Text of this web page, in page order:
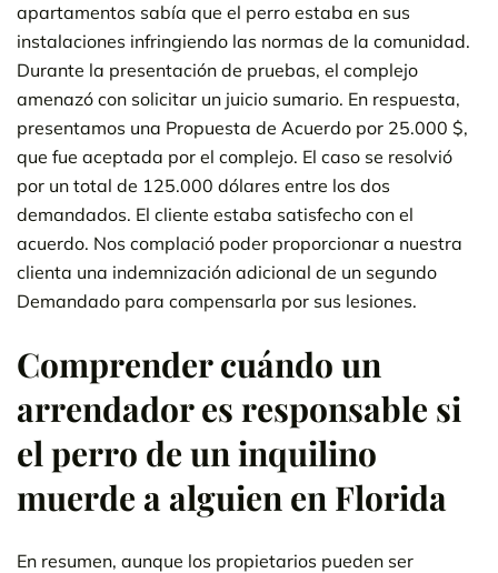
apartamentos sabía que el perro estaba en sus
instalaciones infringiendo las normas de la comunidad.
Durante la presentación de pruebas, el complejo
amenazó con solicitar un juicio sumario. En respuesta,
presentamos una Propuesta de Acuerdo por 25.000 $,
que fue aceptada por el complejo. El caso se resolvió
por un total de 125.000 dólares entre los dos
demandados. El cliente estaba satisfecho con el
acuerdo. Nos complació poder proporcionar a nuestra
clienta una indemnización adicional de un segundo
Demandado para compensarla por sus lesiones.
Comprender cuándo un
arrendador es responsable si
el perro de un inquilino
muerde a alguien en Florida
En resumen, aunque los propietarios pueden ser